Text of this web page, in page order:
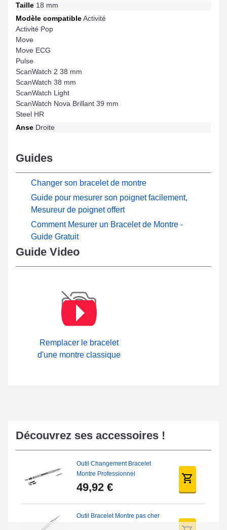
Taille 18 mm
Modèle compatibleActivité
Activité Pop
Move
Move ECG
Pulse
ScanWatch 2 38 mm
ScanWatch 38 mm
ScanWatch Light
ScanWatch Nova Brillant 39 mm
Steel HR
Anse Droite
Guides
Changer son bracelet de montre
Guide pour mesurer son poignet facilement,
Mesureur de poignet offert
Comment Mesurer un Bracelet de Montre -
Guide Gratuit
Guide Video
Remplacer le bracelet
d'une montre classique
Découvrez ses accessoires !
Outil Changement Bracelet
Montre Professionnel
49,92 €
Outil Bracelet Montre pas cher